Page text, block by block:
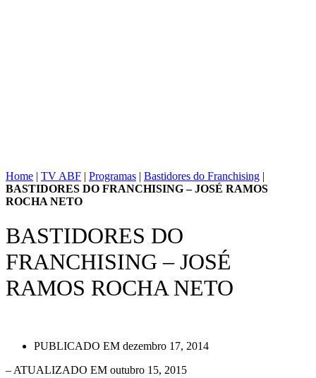
Home | TV ABF | Programas | Bastidores do Franchising |
BASTIDORES DO FRANCHISING – JOSÉ RAMOS
ROCHA NETO
BASTIDORES DO
FRANCHISING – JOSÉ
RAMOS ROCHA NETO
PUBLICADO EM dezembro 17, 2014
– ATUALIZADO EM outubro 15, 2015